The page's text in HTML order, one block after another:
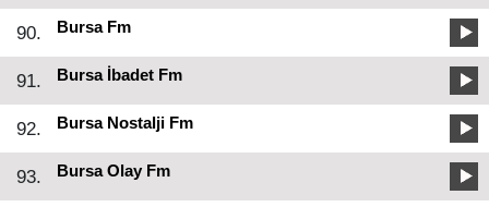
90. Bursa Fm
91. Bursa İbadet Fm
92. Bursa Nostalji Fm
93. Bursa Olay Fm